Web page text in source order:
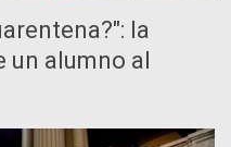
la
alumno al